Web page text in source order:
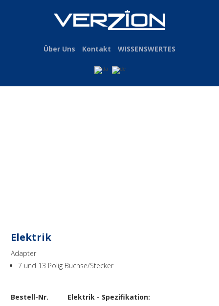
Über Uns Kontakt WISSENSWERTES
Elektrik
Adapter
7 und 13 Polig Buchse/Stecker
Bestell-Nr.
Elektrik - Spezifikation: